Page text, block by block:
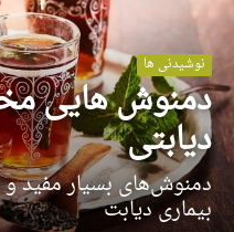
نوشیدنی ها
دمنوش هایی
دیابتی
دمنوش‌های بسیار مفید و
بیماری‌ دیابت